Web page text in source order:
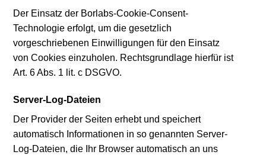
Der Einsatz der Borlabs-Cookie-Consent-
Technologie erfolgt, um die gesetzlich
vorgeschriebenen Einwilligungen für den Einsatz
von Cookies einzuholen. Rechtsgrundlage hierfür ist
Art. 6 Abs. 1 lit. c DSGVO.
Server-Log-Dateien
Der Provider der Seiten erhebt und speichert
automatisch Informationen in so genannten Server-
Log-Dateien, die Ihr Browser automatisch an uns